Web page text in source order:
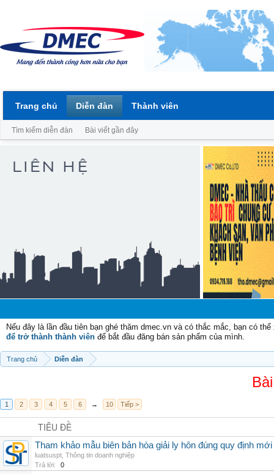
Nếu đây là lần đầu tiên bạn ghé thăm dmec.vn và có thắc mắc, bạn có
để trở thành thành viên để bắt đầu đăng bán sản phẩm của mình.
Trang chủ Diễn đàn
1 2 3 4 5 6 → 10 Tiếp >
TIÊU ĐỀ
Tham khảo mẫu biên bản hòa giải ly hôn đúng quy định mới
luatsuspt Thông tin doanh nghiệp
Trả lời:
0
Trang chủ Diễn đàn
Tìm kiếm diễn đàn Bài viết gần đây
Thành viên